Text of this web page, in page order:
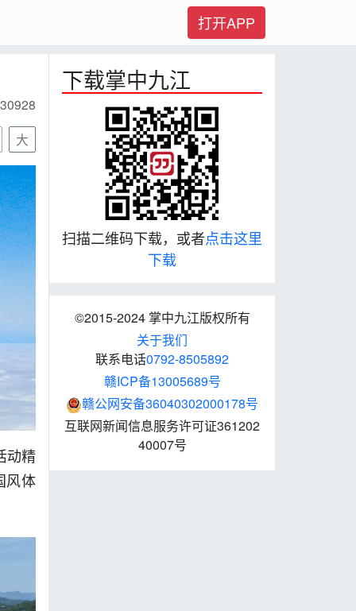
打开APP
大
动精
风体
下载掌中九江
扫描二维码下载，或者点击这里
下载
©2015-2024 掌中九江版权所有
关于我们
联系电话0792-8505892
赣ICP备13005689号
赣公网安备36040302000178号
互联网新闻信息服务许可证361202
40007号